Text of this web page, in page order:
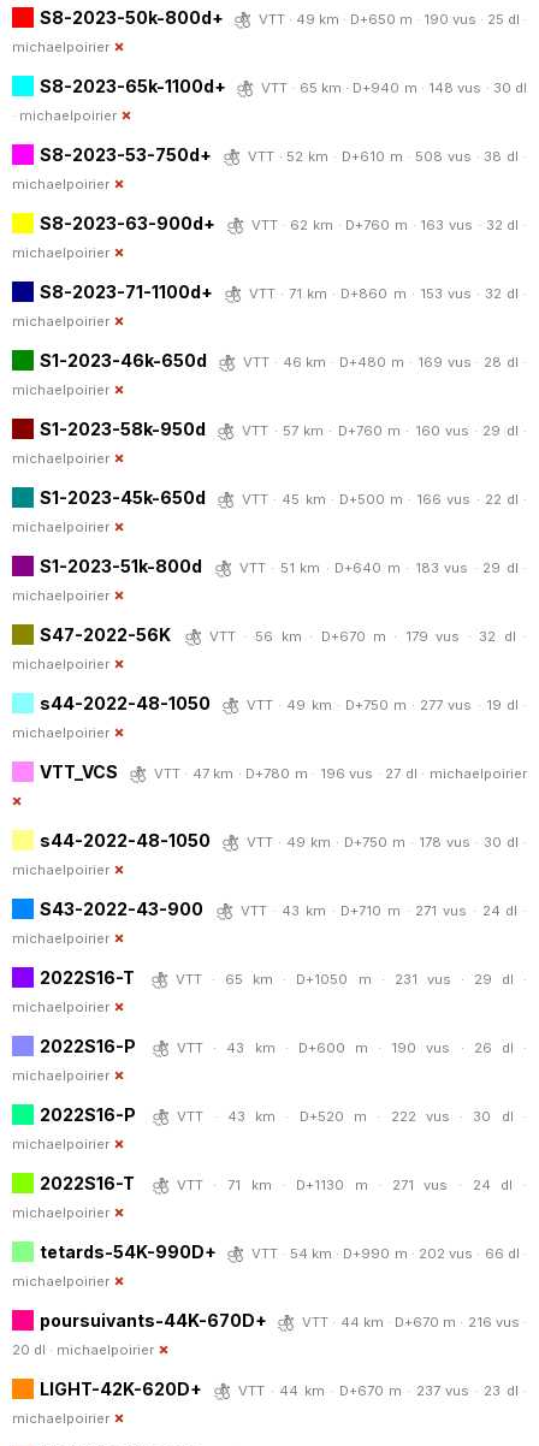
S8-2023-50k-800d+
VTT · 49 km · D+650 m · 190 vus · 25 dl ·
michaelpoirier
S8-2023-65k-1100d+
VTT · 65 km · D+940 m · 148 vus · 30 dl
· michaelpoirier
S8-2023-53-750d+
VTT · 52 km · D+610 m · 508 vus · 38 dl ·
michaelpoirier
S8-2023-63-900d+
VTT · 62 km · D+760 m · 163 vus · 32 dl ·
michaelpoirier
S8-2023-71-1100d+
VTT · 71 km · D+860 m · 153 vus · 32 dl ·
michaelpoirier
S1-2023-46k-650d
VTT · 46 km · D+480 m · 169 vus · 28 dl ·
michaelpoirier
S1-2023-58k-950d
VTT · 57 km · D+760 m · 160 vus · 29 dl ·
michaelpoirier
S1-2023-45k-650d
VTT · 45 km · D+500 m · 166 vus · 22 dl ·
michaelpoirier
S1-2023-51k-800d
VTT · 51 km · D+640 m · 183 vus · 29 dl ·
michaelpoirier
S47-2022-56K
VTT · 56 km · D+670 m · 179 vus · 32 dl ·
michaelpoirier
s44-2022-48-1050
VTT · 49 km · D+750 m · 277 vus · 19 dl ·
michaelpoirier
VTT_VCS VTT · 47 km · D+780 m · 196 vus · 27 dl · michaelpoirier
s44-2022-48-1050
VTT · 49 km · D+750 m · 178 vus · 30 dl ·
michaelpoirier
S43-2022-43-900
VTT · 43 km · D+710 m · 271 vus · 24 dl ·
michaelpoirier
2022S16-T
VTT · 65 km · D+1050 m · 231 vus · 29 dl ·
michaelpoirier
2022S16-P
VTT · 43 km · D+600 m · 190 vus · 26 dl ·
michaelpoirier
2022S16-P
VTT · 43 km · D+520 m · 222 vus · 30 dl ·
michaelpoirier
2022S16-T
VTT · 71 km · D+1130 m · 271 vus · 24 dl ·
michaelpoirier
tetards-54K-990D+
VTT · 54 km · D+990 m · 202 vus · 66 dl ·
michaelpoirier
poursuivants-44K-670D+
VTT · 44 km · D+670 m · 216 vus ·
20 dl · michaelpoirier
LIGHT-42K-620D+
VTT · 44 km · D+670 m · 237 vus · 23 dl ·
michaelpoirier